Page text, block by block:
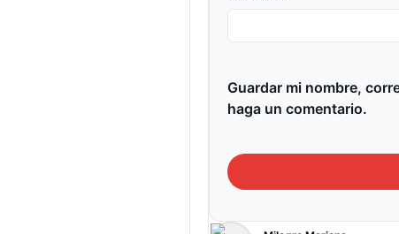
Guardar mi nombre,
haga un comentario.